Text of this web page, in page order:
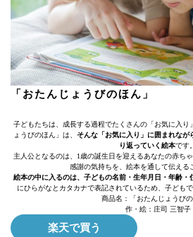
「おたんじょうびのほん」
子どもたちは、成長する過程でたくさんの「お気に入り
ょうびのほん」は、 そんな「お気に入り」に囲まれな
り返っていく絵本です。
主人公となるのは、1歳の誕生日を迎えるあなたの赤ち
感謝の気持ちを、絵本を通して伝える
絵本の中に入るのは、子どもの名前・生年月日・年齢・
にひらがなとカタカナで表記されているため、子ども
商品名：「おたんじょうびの
作・絵：庄司 三智子
楽天で買う